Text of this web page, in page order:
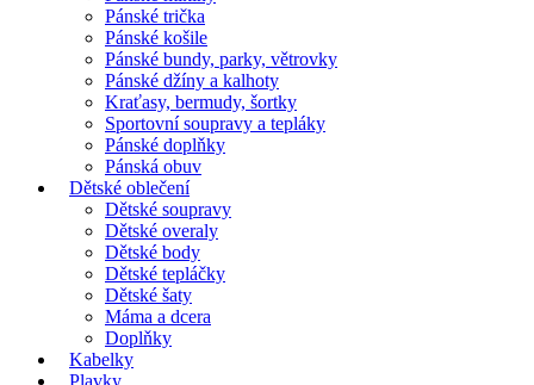
Pánské trička
Pánské košile
Pánské bundy, parky, větrovky
Pánské džíny a kalhoty
Kraťasy, bermudy, šortky
Sportovní soupravy a tepláky
Pánské doplňky
Pánská obuv
Dětské oblečení
Dětské soupravy
Dětské overaly
Dětské body
Dětské tepláčky
Dětské šaty
Máma a dcera
Doplňky
Kabelky
Plavky